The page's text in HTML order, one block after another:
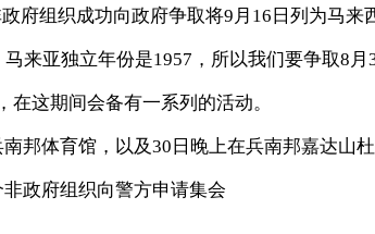
组织成功向政府争取将9月16日列为马来
来亚独立年份是1957，所以我们要争取8
这期间会备有一系列的活动。
邦体育馆，以及30日晚上在兵南邦嘉达山
政府组织向警方申请集会